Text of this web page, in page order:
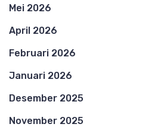
Mei 2026
April 2026
Februari 2026
Januari 2026
Desember 2025
November 2025